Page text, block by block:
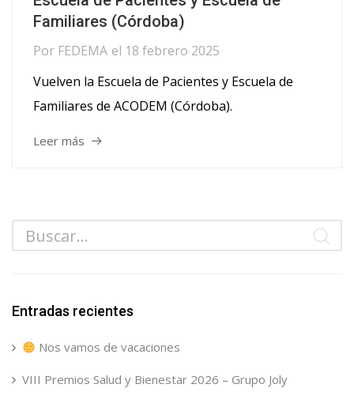
Familiares (Córdoba)
Por FEDEMA el 18 febrero 2025
Vuelven la Escuela de Pacientes y Escuela de
Familiares de ACODEM (Córdoba).
Leer más
Entradas recientes
Nos vamos de vacaciones
VIII Premios Salud y Bienestar 2026 – Grupo Joly